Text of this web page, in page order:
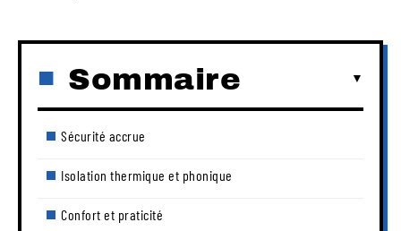
Sommaire
Sécurité accrue
Isolation thermique et phonique
Confort et praticité